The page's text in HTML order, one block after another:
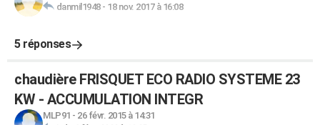
danmil1948- 18 nov. 2017 à 16:08
5 réponses
chaudière FRISQUET ECO RADIO SYSTEME 23
KW - ACCUMULATION INTEGR
MLP91 - 26 févr. 2015 à 14:31